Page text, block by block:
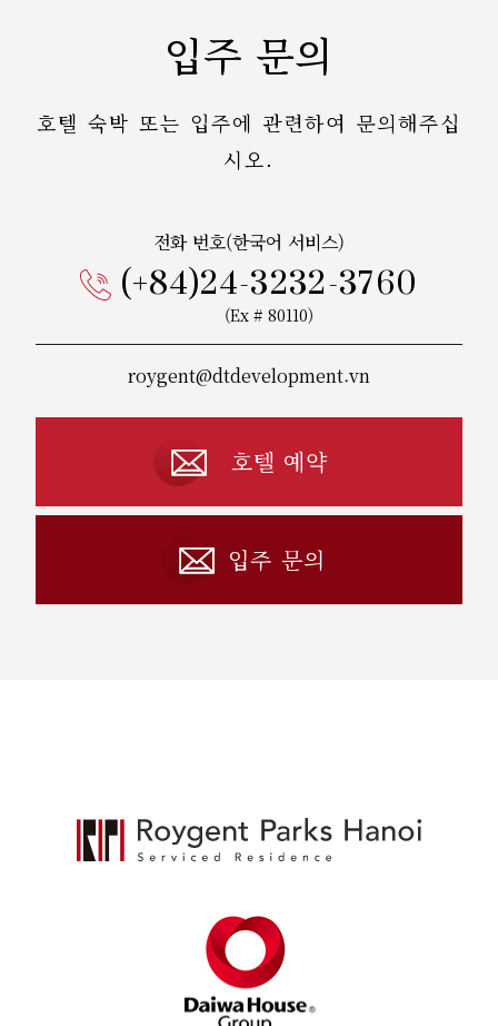
입주 문의
호텔 숙박 또는 입주에 관련하여 문의해주십
시오.
전화 번호(한국어 서비스)
(+84)24-3232-3760
(Ex # 80110)
roygent@dtdevelopment.vn
호텔 예약
입주 문의